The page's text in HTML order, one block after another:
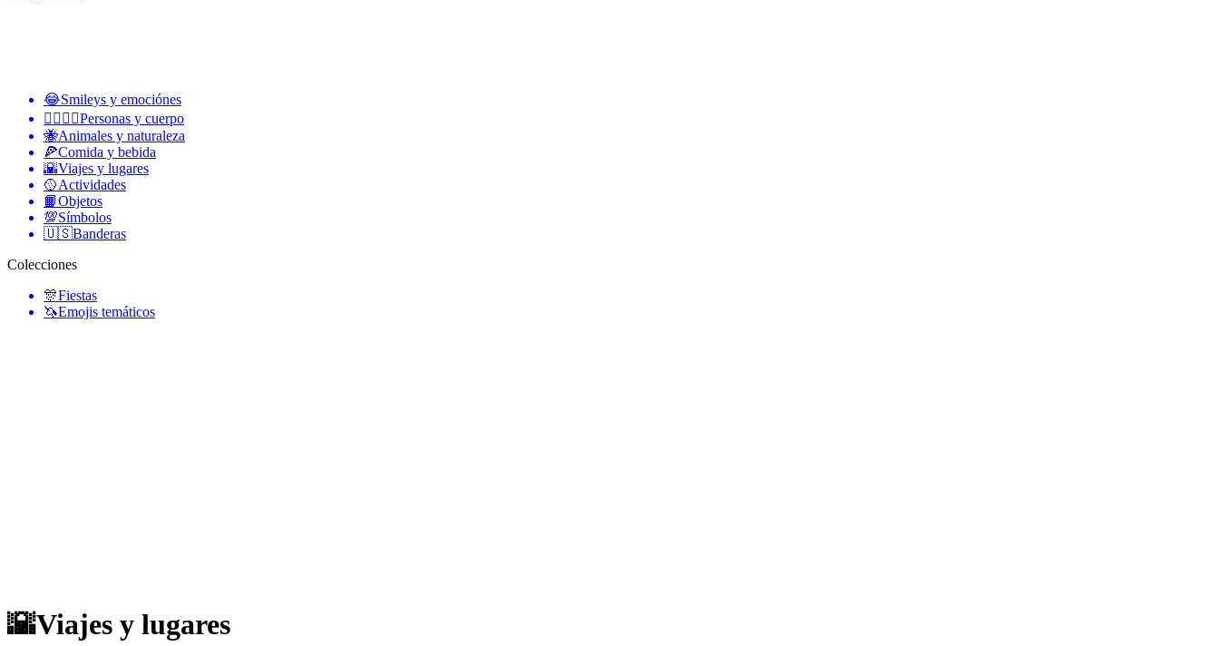
😂Smileys y emociónes
👩‍❤️‍💋‍👨Personas y cuerpo
🐝Animales y naturaleza
🍕Comida y bebida
🌇Viajes y lugares
🥎Actividades
📙Objetos
💯Símbolos
🇺🇸Banderas
Colecciones
🎊Fiestas
🦄Emojis temáticos
🌇Viajes y lugares